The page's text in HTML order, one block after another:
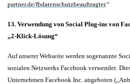
partner.de/fbdatenschutzbeauftragter.“
13. Verwendung von Social Plug-ins von
„2-Klick-Lösung“
Auf unserer Webseite werden sogenannte
sozialen Netzwerks Facebook verwendet.
Unternehmen Facebook Inc. angeboten